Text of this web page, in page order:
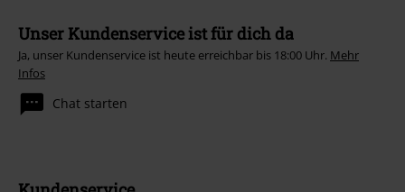
Unser Kundenservice ist für dich da
Ja, unser Kundenservice ist heute erreichbar bis 18:00 Uhr. Mehr
Infos
Chat starten